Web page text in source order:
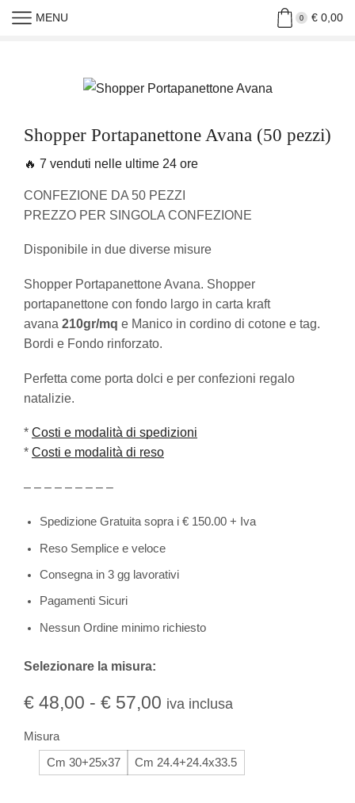
MENU 0 €0,00
Home »Shop Shopper Portapanettone Avana (50 Pezzi)
Shopper Portapanettone Avana (50 pezzi)
🔥 7 venduti nelle ultime 24 ore
CONFEZIONE DA 50 PEZZI
PREZZO PER SINGOLA CONFEZIONE
Disponibile in due diverse misure
Shopper Portapanettone Avana. Shopper
portapanettone con fondo largo in carta kraft
avana 210gr/mq e Manico in cordino di cotone e tag.
Bordi e Fondo rinforzato.
Perfetta come porta dolci e per confezioni regalo
natalizie.
* Costi e modalità di spedizioni
* Costi e modalità di reso
– – – – – – – – –
Spedizione Gratuita sopra i € 150.00 + Iva
Reso Semplice e veloce
Consegna in 3 gg lavorativi
Pagamenti Sicuri
Nessun Ordine minimo richiesto
Selezionare la misura:
€ 48,00 - € 57,00 iva inclusa
Misura
Cm 30+25x37 Cm 24.4+24.4x33.5